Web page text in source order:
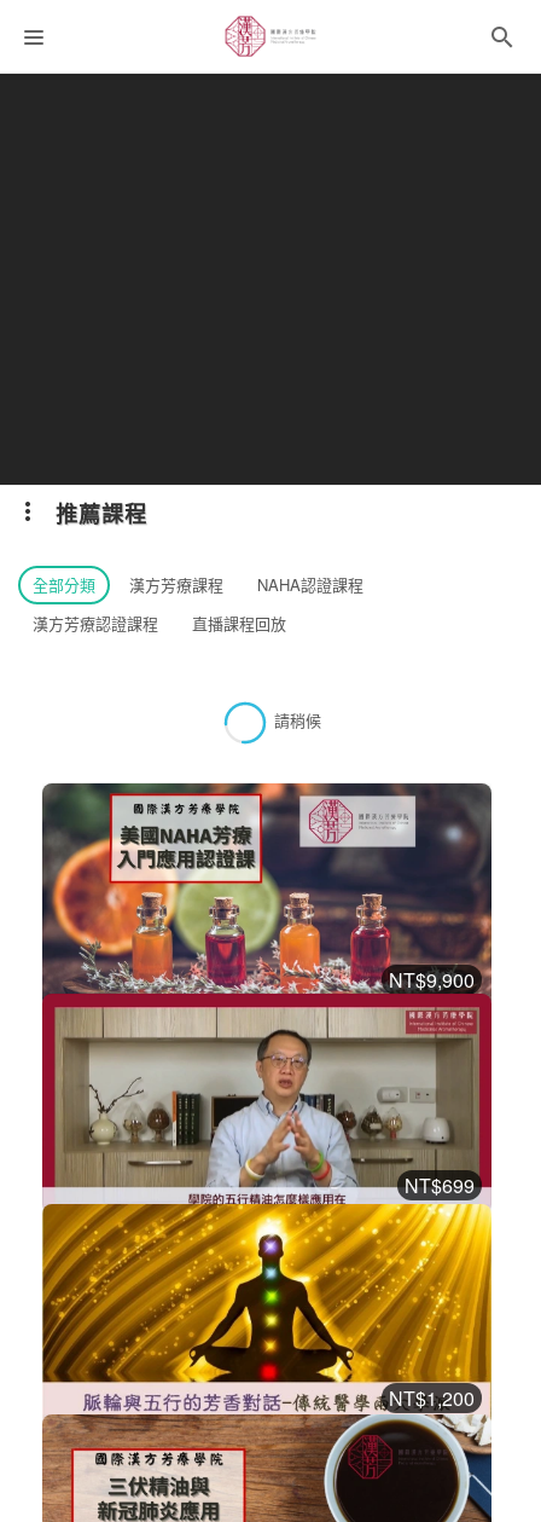
推薦課程
全部分類 漢方芳療課程
NAHA認證課程
漢方芳療認證課程
直播課程回放
請稍候
NT$9,900
美國NAHA芳療入門應用認證課程
NAHA認證課程 加入購物車
購買後有效期限：2026-10-17
2039
2
NT$699
20分鐘教你- 防護時期的30日密集漢方...
漢方芳療課程 加入購物車
購買後有效期限：2026-09-07
1282
2
NT$1,200
脈輪與五行的芳香對話
漢方芳療課程 加入購物車
購買後有效期限：2026-08-22